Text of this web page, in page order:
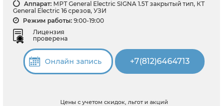
Аппарат: МРТ General Electric SIGNA 1.5T закрытый тип, КТ
General Electric 16 срезов, УЗИ
Режим работы: 9:00-19:00
Лицензия
проверена
Онлайн запись +7(812)6464713
Цены с учетом скидок, льгот и акций